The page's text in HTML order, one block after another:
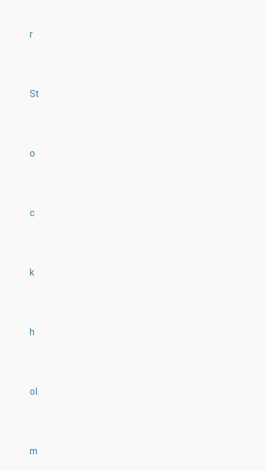
r
St
o
c
k
h
ol
m